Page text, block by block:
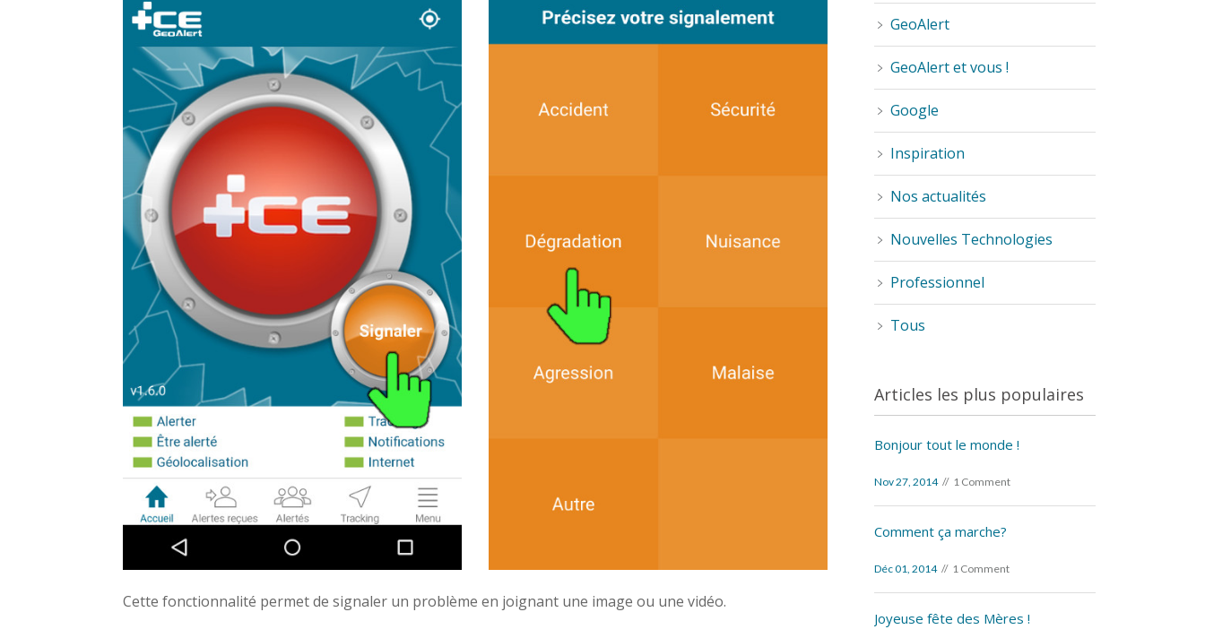
Cette fonctionnalité permet de signaler un problème en joignant une image ou une vidéo.
GeoAlert
GeoAlert et vous !
Google
Inspiration
Nos actualités
Nouvelles Technologies
Professionnel
Tous
Articles les plus populaires
Bonjour tout le monde !
Nov 27, 2014 1 Comment
Comment ça marche?
Déc 01, 2014 1 Comment
Joyeuse fête des Mères !